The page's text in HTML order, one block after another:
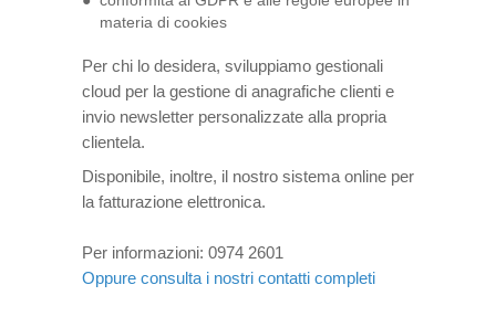
materia di cookies
Per chi lo desidera, sviluppiamo gestionali
cloud per la gestione di anagrafiche clienti e
invio newsletter personalizzate alla propria
clientela.
Disponibile, inoltre, il nostro sistema online per
la fatturazione elettronica.
Per informazioni: 0974 2601
Oppure consulta i nostri contatti completi